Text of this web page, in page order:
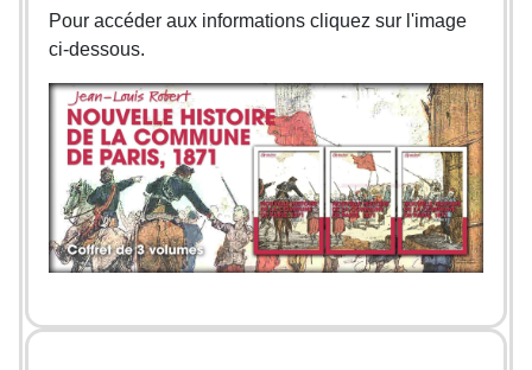
Pour accéder aux informations cliquez sur l'image
ci-dessous.